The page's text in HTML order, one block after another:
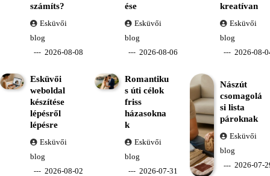
számíts?
Esküvői
blog
2026-08-08
ése
Esküvői
blog
2026-08-06
kreatívan
Esküvői
blog
2026-08-
Esküvői
weboldal
készítése
lépésről
lépésre
Esküvői
blog
2026-08-02
Romantiku
s úti célok
friss
házasokna
k
Esküvői
blog
2026-07-31
Nászút
csomagolá
si lista
pároknak
Esküvői
blog
2026-07-